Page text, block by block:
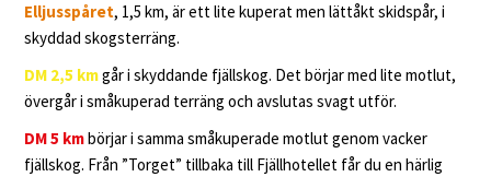
Elljusspåret, 1,5 km, är ett lite kuperat men lättåkt skidspår, i
skyddad skogsterräng.
DM 2,5 kmgår i skyddande fjällskog. Det börjar med lite motlut,
övergår i småkuperad terräng och avslutas svagt utför.
DM 5 kmbörjar i samma småkuperade motlut genom vacker
fjällskog. Från ”Torget” tillbaka till Fjällhotellet får du en härlig